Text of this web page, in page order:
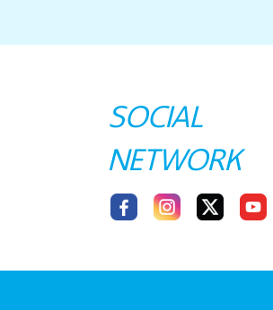
SOCIAL
NETWORK